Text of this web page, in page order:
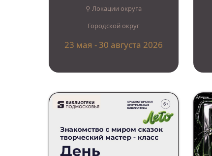
⚲ Локации округа
Городской округ
23 мая - 30 августа 2026